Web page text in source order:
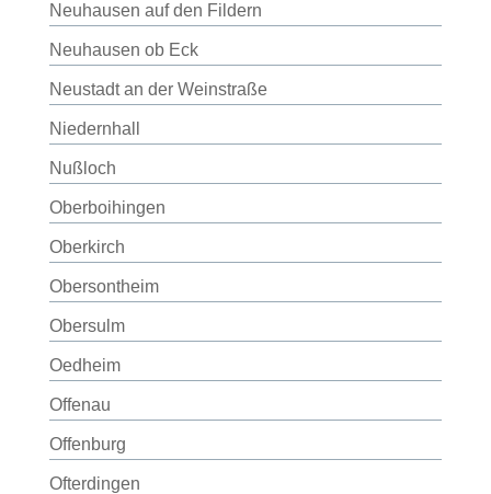
Neuhausen auf den Fildern
Neuhausen ob Eck
Neustadt an der Weinstraße
Niedernhall
Nußloch
Oberboihingen
Oberkirch
Obersontheim
Obersulm
Oedheim
Offenau
Offenburg
Ofterdingen